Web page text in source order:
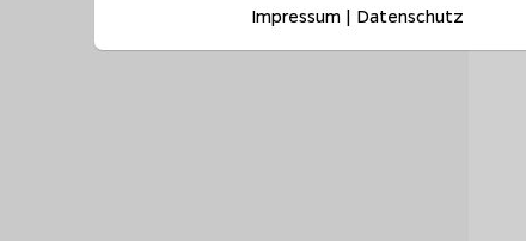
Impressum | Datenschutz